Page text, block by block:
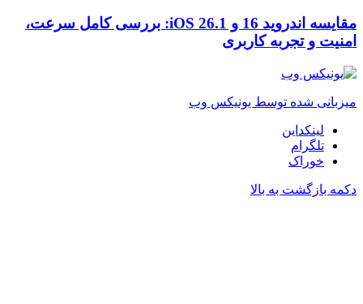
مقایسه اندروید 16 و iOS 26.1: بررسی کامل سرعت،
امنیت و تجربه کاربری
میزبانی شده توسط یونیکس وب
لینکداین
تلگرام
خوراک
دکمه بازگشت به بالا